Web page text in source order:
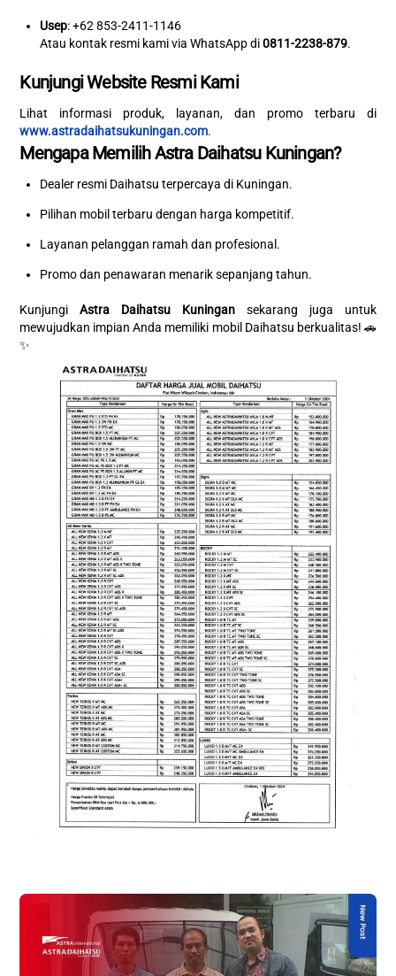
Usep: +62 853-2411-1146
Atau kontak resmi kami via WhatsApp di0811-2238-879.
Kunjungi Website Resmi Kami
Lihat informasi produk, layanan, dan promo terbaru di
www.astradaihatsukuningan.com.
Mengapa Memilih Astra Daihatsu Kuningan?
Dealer resmi Daihatsu terpercaya di Kuningan.
Pilihan mobil terbaru dengan harga kompetitif.
Layanan pelanggan ramah dan profesional.
Promo dan penawaran menarik sepanjang tahun.
KunjungiAstra Daihatsu Kuningan sekarang juga untuk
mewujudkan impian Anda memiliki mobil Daihatsu berkualitas! 🚗
✨